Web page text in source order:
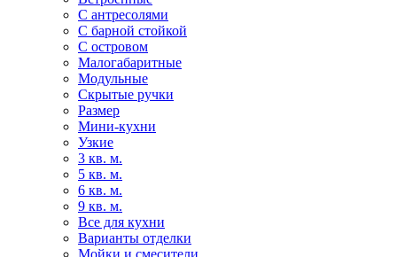
С антресолями
С барной стойкой
С островом
Малогабаритные
Модульные
Скрытые ручки
Размер
Мини-кухни
Узкие
3 кв. м.
5 кв. м.
6 кв. м.
9 кв. м.
Все для кухни
Варианты отделки
Мойки и смесители